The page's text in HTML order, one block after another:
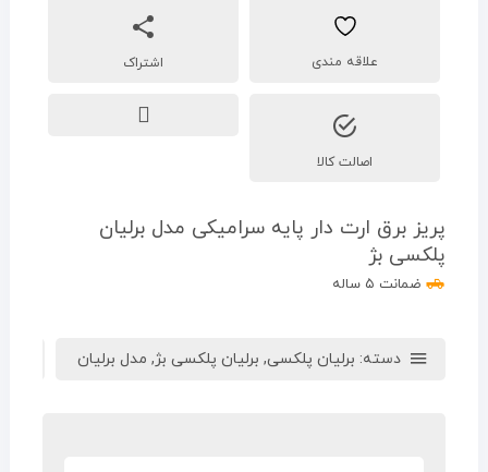
اشتراک
اصالت کالا
پریز برق ارت دار پایه سرامیکی مدل برلیان
پلکسی بژ
ضمانت ۵ ساله
دسته: برلیان پلکسی, برلیان پلکسی بژ, مدل برلیان